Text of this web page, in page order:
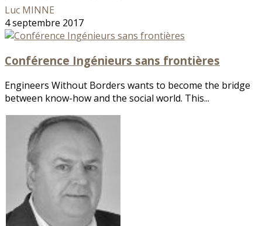
Luc MINNE
4 septembre 2017
Conférence Ingénieurs sans frontières
Engineers Without Borders wants to become the bridge
between know-how and the social world. This...